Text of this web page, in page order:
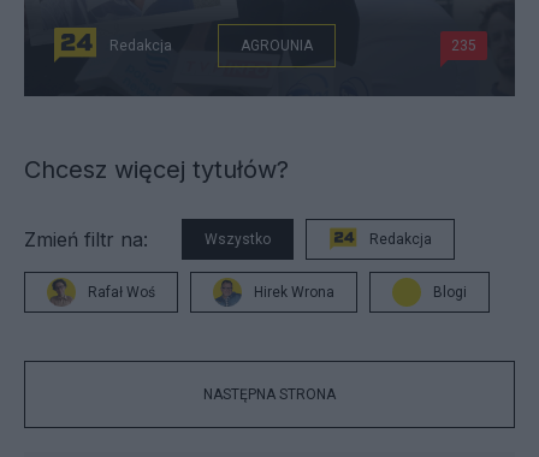
Redakcja AGROUNIA 235
Chcesz więcej tytułów?
Zmień filtr na: Wszystko Redakcja
Rafał Woś Hirek Wrona Blogi
NASTĘPNA STRONA